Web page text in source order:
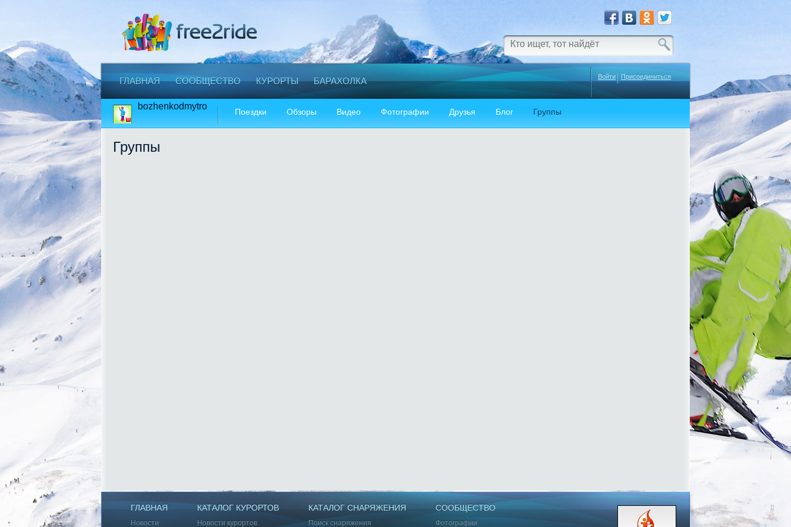
ГЛАВНАЯ СООБЩЕСТВО КУРОРТЫ БАРАХОЛКА Войти Присоединиться
bozhenkodmytro
Поездки Обзоры Видео Фотографии Друзья Блог Группы
Группы
ГЛАВНАЯ
Новости
КАТАЛОГ КУРОРТОВ
Новости курортов
КАТАЛОГ СНАРЯЖЕНИЯ
Поиск снаряжения
СООБЩЕСТВО
Фотографии